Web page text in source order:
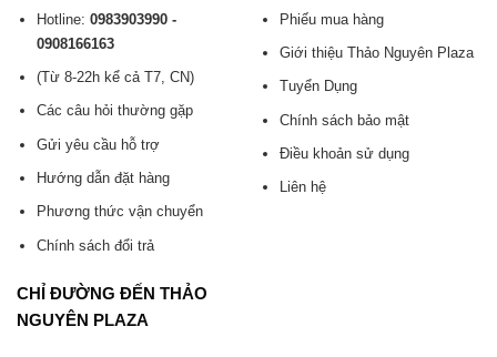
Hotline: 0983903990 -
0908166163
(Từ 8-22h kể cả T7, CN)
Các câu hỏi thường gặp
Gửi yêu cầu hỗ trợ
Hướng dẫn đặt hàng
Phương thức vận chuyển
Chính sách đổi trả
Phiếu mua hàng
Giới thiệu Thảo Nguyên Plaza
Tuyển Dụng
Chính sách bảo mật
Điều khoản sử dụng
Liên hệ
CHỈ ĐƯỜNG ĐẾN THẢO
NGUYÊN PLAZA